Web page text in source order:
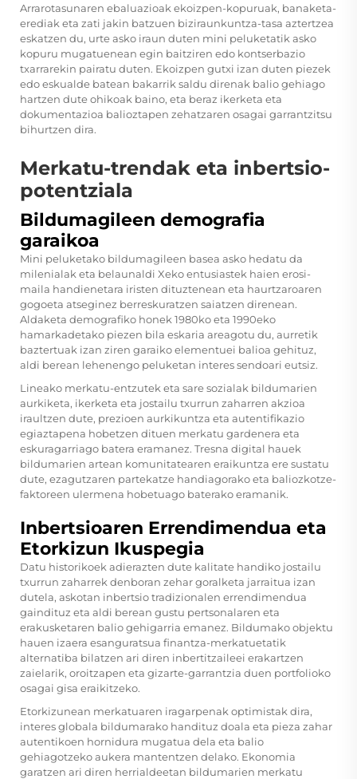
Arrarotasunaren ebaluazioak ekoizpen-kopuruak, banaketa-
erediak eta zati jakin batzuen biziraunkuntza-tasa aztertzea
eskatzen du, urte asko iraun duten mini peluketatik asko
kopuru mugatuenean egin baitziren edo kontserbazio
txarrarekin pairatu duten. Ekoizpen gutxi izan duten piezek
edo eskualde batean bakarrik saldu direnak balio gehiago
hartzen dute ohikoak baino, eta beraz ikerketa eta
dokumentazioa balioztapen zehatzaren osagai garrantzitsu
bihurtzen dira.
Merkatu-trendak eta inbertsio-
potentziala
Bildumagileen demografia
garaikoa
Mini peluketako bildumagileen basea asko hedatu da
milenialak eta belaunaldi Xeko entusiastek haien erosi-
maila handienetara iristen dituztenean eta haurtzaroaren
gogoeta atseginez berreskuratzen saiatzen direnean.
Aldaketa demografiko honek 1980ko eta 1990eko
hamarkadetako piezen bila eskaria areagotu du, aurretik
baztertuak izan ziren garaiko elementuei balioa gehituz,
aldi berean lehenengo peluketan interes sendoari eutsiz.
Lineako merkatu-entzutek eta sare sozialak bildumarien
aurkiketa, ikerketa eta jostailu txurrun zaharren akzioa
iraultzen dute, prezioen aurkikuntza eta autentifikazio
egiaztapena hobetzen dituen merkatu gardenera eta
eskuragarriago batera eramanez. Tresna digital hauek
bildumarien artean komunitatearen eraikuntza ere sustatu
dute, ezagutzaren partekatze handiagorako eta baliozkotze-
faktoreen ulermena hobetuago baterako eramanik.
Inbertsioaren Errendimendua eta
Etorkizun Ikuspegia
Datu historikoek adierazten dute kalitate handiko jostailu
txurrun zaharrek denboran zehar goralketa jarraitua izan
dutela, askotan inbertsio tradizionalen errendimendua
gaindituz eta aldi berean gustu pertsonalaren eta
erakusketaren balio gehigarria emanez. Bildumako objektu
hauen izaera esanguratsua finantza-merkatuetatik
alternatiba bilatzen ari diren inbertitzaileei erakartzen
zaielarik, oroitzapen eta gizarte-garrantzia duen portfolioko
osagai gisa eraikitzeko.
Etorkizunean merkatuaren iragarpenak optimistak dira,
interes globala bildumarako handituz doala eta pieza zahar
autentikoen hornidura mugatua dela eta balio
gehiagotzeko aukera mantentzen delako. Ekonomia
garatzen ari diren herrialdeetan bildumarien merkatu